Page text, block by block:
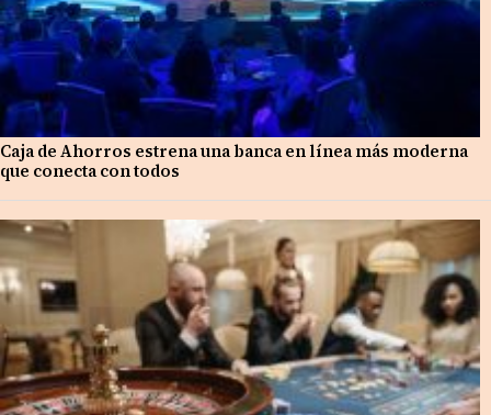
Caja de Ahorros estrena una banca en línea más moderna
que conecta con todos